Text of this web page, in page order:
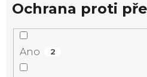
Ochrana proti
Ano 2